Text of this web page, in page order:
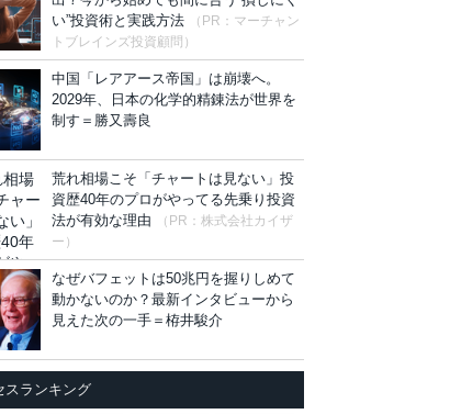
い”投資術と実践方法
（PR：マーチャン
トブレインズ投資顧問）
中国「レアアース帝国」は崩壊へ。
2029年、日本の化学的精錬法が世界を
制す＝勝又壽良
荒れ相場こそ「チャートは見ない」投
資歴40年のプロがやってる先乗り投資
法が有効な理由
（PR：株式会社カイザ
ー）
なぜバフェットは50兆円を握りしめて
動かないのか？最新インタビューから
見えた次の一手＝栫井駿介
スランキング